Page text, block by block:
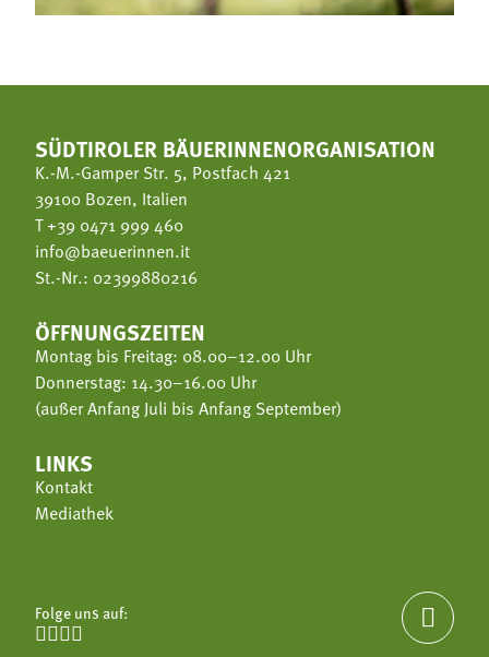
SÜDTIROLER BÄUERINNENORGANISATION
K.-M.-Gamper Str. 5, Postfach 421
39100 Bozen, Italien
T+39 0471 999 460
info@baeuerinnen.it
St.-Nr.: 02399880216
ÖFFNUNGSZEITEN
Montag bis Freitag: 08.00–12.00 Uhr
Donnerstag: 14.30–16.00 Uhr
(außer Anfang Juli bis Anfang September)
LINKS
Kontakt
Mediathek
Folge uns auf:

